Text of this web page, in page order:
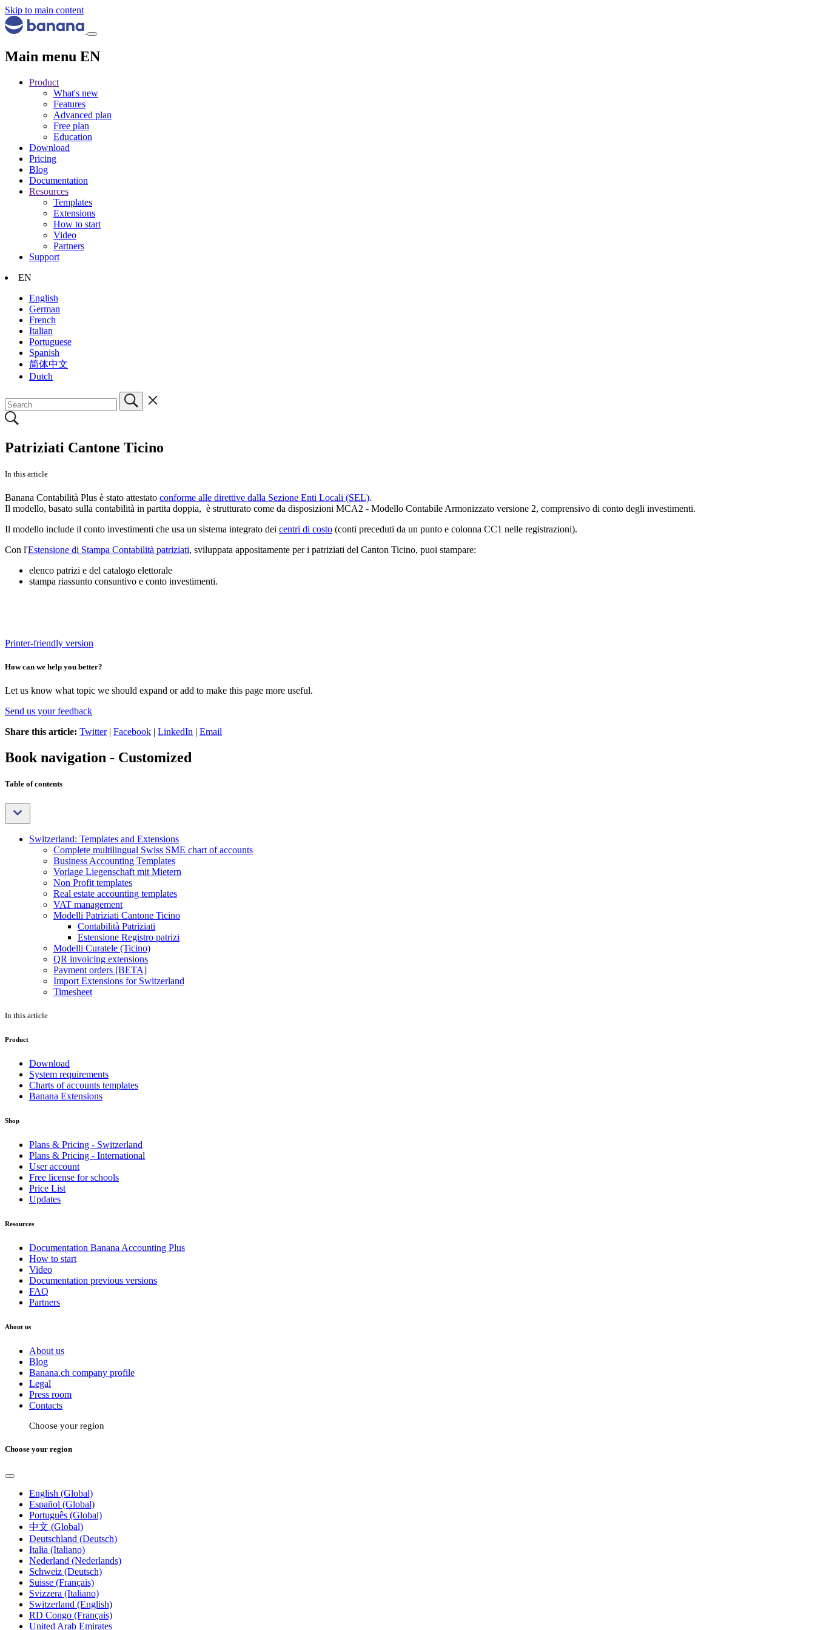
Skip to main content
Main menu EN
Product
What's new
Features
Advanced plan
Free plan
Education
Download
Pricing
Blog
Documentation
Resources
Templates
Extensions
How to start
Video
Partners
Support
EN
English
German
French
Italian
Portuguese
Spanish
简体中文
Dutch
Patriziati Cantone Ticino
In this article
Banana Contabilità Plus è stato attestato conforme alle direttive dalla Sezione Enti Locali (SEL).
Il modello, basato sulla contabilità in partita doppia, è strutturato come da disposizioni MCA2 - Modello Contabile Armonizzato versione 2, comprensivo di conto degli investimenti.
Il modello include il conto investimenti che usa un sistema integrato dei centri di costo (conti preceduti da un punto e colonna CC1 nelle registrazioni).
Con l'Estensione di Stampa Contabilità patriziati, sviluppata appositamente per i patriziati del Canton Ticino, puoi stampare:
elenco patrizi e del catalogo elettorale
stampa riassunto consuntivo e conto investimenti.
Printer-friendly version
How can we help you better?
Let us know what topic we should expand or add to make this page more useful.
Send us your feedback
Share this article: Twitter| Facebook | LinkedIn | Email
Book navigation - Customized
Table of contents
Switzerland: Templates and Extensions
Complete multilingual Swiss SME chart of accounts
Business Accounting Templates
Vorlage Liegenschaft mit Mietern
Non Profit templates
Real estate accounting templates
VAT management
Modelli Patriziati Cantone Ticino
Contabilità Patriziati
Estensione Registro patrizi
Modelli Curatele (Ticino)
QR invoicing extensions
Payment orders [BETA]
Import Extensions for Switzerland
Timesheet
In this article
Product
Download
System requirements
Charts of accounts templates
Banana Extensions
Shop
Plans & Pricing - Switzerland
Plans & Pricing - International
User account
Free license for schools
Price List
Updates
Resources
Documentation Banana Accounting Plus
How to start
Video
Documentation previous versions
FAQ
Partners
About us
About us
Blog
Banana.ch company profile
Legal
Press room
Contacts
Choose your region
Choose your region
English (Global)
Español (Global)
Português (Global)
中文 (Global)
Deutschland (Deutsch)
Italia (Italiano)
Nederland (Nederlands)
Schweiz (Deutsch)
Suisse (Français)
Svizzera (Italiano)
Switzerland (English)
RD Congo (Français)
United Arab Emirates